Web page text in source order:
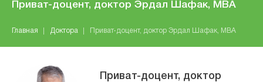
Приват-доцент, доктор Эрдал Шафак, MBA
Главная Доктора Приват-доцент, доктор Эрдал Шафак, MBA
Приват-доцент, доктор